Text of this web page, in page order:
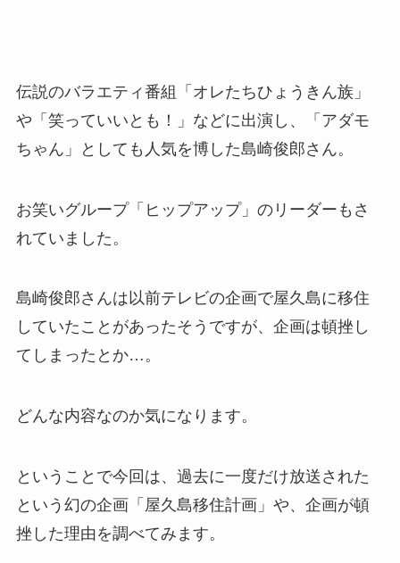
伝説のバラエティ番組「オレたちひょうきん族」
や「笑っていいとも！」などに出演し、「アダモ
ちゃん」としても人気を博した島崎俊郎さん。
お笑いグループ「ヒップアップ」のリーダーもさ
れていました。
島崎俊郎さんは以前テレビの企画で屋久島に移住
していたことがあったそうですが、企画は頓挫し
てしまったとか…。
どんな内容なのか気になります。
ということで今回は、過去に一度だけ放送された
という幻の企画「屋久島移住計画」や、企画が頓
挫した理由を調べてみます。